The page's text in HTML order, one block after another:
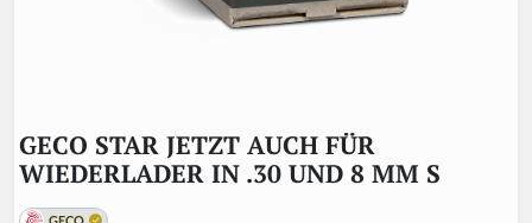
GECO STAR JETZT AUCH FÜR
WIEDERLADER IN .30 UND 8 MM S